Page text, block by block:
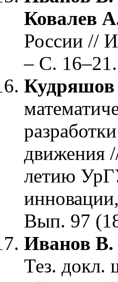
Ковалев
России //
– С.
движения
летию
Вып. 97
Иванов
Тез. докл.